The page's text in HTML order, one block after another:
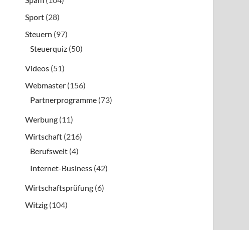
Sport (28)
Steuern (97)
Steuerquiz (50)
Videos (51)
Webmaster (156)
Partnerprogramme (73)
Werbung (11)
Wirtschaft (216)
Berufswelt (4)
Internet-Business (42)
Wirtschaftsprüfung (6)
Witzig (104)